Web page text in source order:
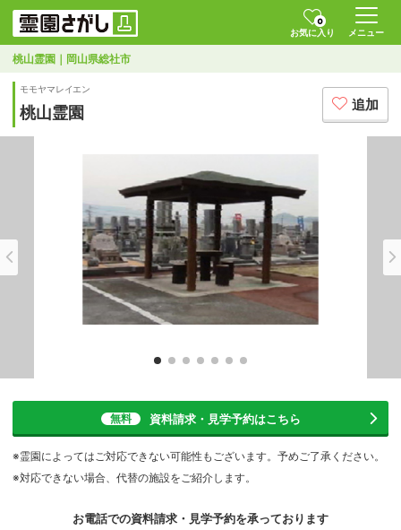
0
お気に入り
メニュー
桃山霊園｜岡山県総社市
モモヤマレイエン
桃山霊園 追加
無料 資料請求・見学予約はこちら
※霊園によってはご対応できない可能性もございます。予めご了承ください。
※対応できない場合、代替の施設をご紹介します。
お電話での資料請求・見学予約を承っております